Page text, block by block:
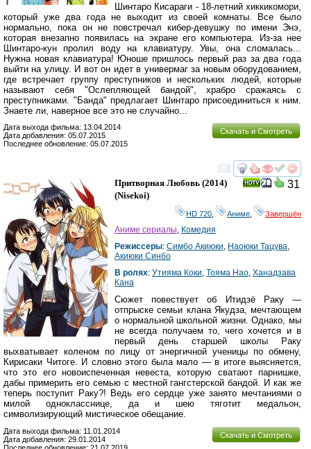
Шинтаро Кисараги - 18-летний хиккикомори,
который уже два года не выходит из своей комнаты. Все было
нормально, пока он не повстречал кибер-девушку по имени Энэ,
которая внезапно появилась на экране его компьютера. Из-за нее
Шинтаро-кун пролил воду на клавиатуру. Увы, она сломалась...
Нужна новая клавиатура! Юноше пришлось первый раз за два года
выйти на улицу. И вот он идет в универмаг за новым оборудованием,
где встречает группу преступников и нескольких людей, которые
называют себя "Ослепляющей бандой", храбро сражаясь с
преступниками. "Банда" предлагает Шинтаро присоединиться к ним.
Знаете ли, наверное все это не случайно...
Скачать и Смотреть
Дата выхода фильма: 13.04.2014
Дата добавления: 05.07.2015
Последнее обновление: 05.07.2015
смотреть
31
Притворная Любовь (2014)
(Nisekoi)
HD 720, Аниме, Завершён
Аниме сериалы, Комедия
Режиссеры: Симбо Акиюки, Наоюки Тацува,
Акиюки Синбо
В ролях: Утияма Коки, Тояма Нао, Ханадзава
Кана
Сюжет повествует об Итидзё Раку —
отпрыске семьи клана Якудза, мечтающем
о нормальной школьной жизни. Однако, мы
не всегда получаем то, чего хочется и в
первый день старшей школы Раку
выхватывает коленом по лицу от энергичной ученицы по обмену,
Кирисаки Читоге. И словно этого была мало — в итоге выясняется,
что это его новоиспеченная невеста, которую сватают парнишке,
дабы примерить его семью с местной гангстерской бандой. И как же
теперь поступит Раку?! Ведь его сердце уже занято мечтаниями о
милой однокласснице, да и шею тяготит медальон,
символизирующий мистическое обещание.
Скачать и Смотреть
Дата выхода фильма: 11.01.2014
Дата добавления: 29.01.2014